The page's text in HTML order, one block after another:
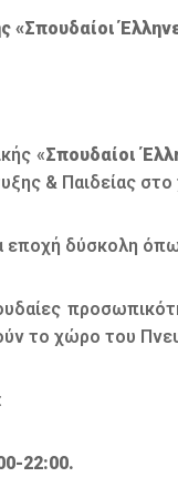
«Σπουδαίοι
«Σπουδαίοι
& Παιδείας
εποχή δύσκολη
το χώρο του
22:00.